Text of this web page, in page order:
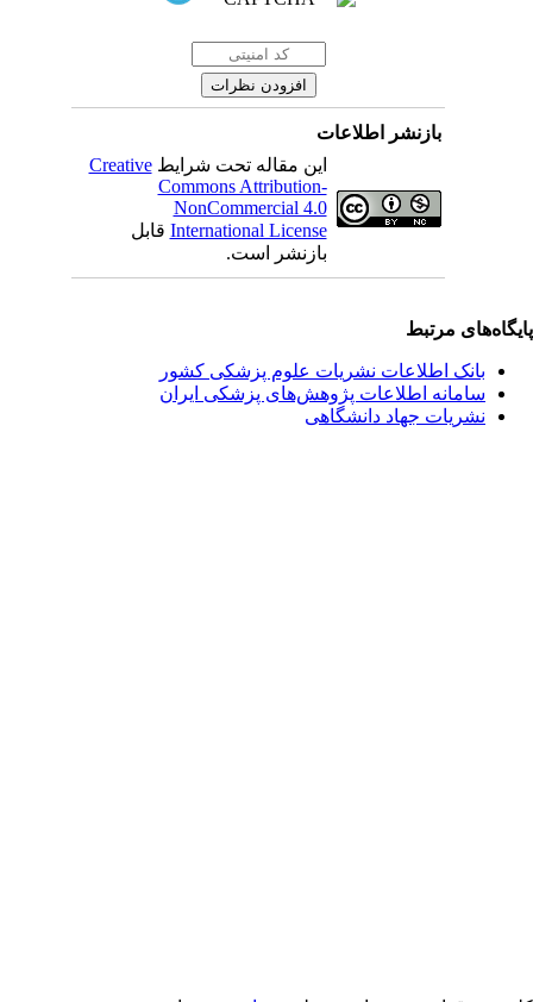
بازنشر اطلاعات
این مقاله تحت شرایطCreative
Commons Attribution-
NonCommercial 4.0
International Licenseقابل
بازنشر است.
مرتبط
بانک اطلاعات نشریات علوم پزشکی کشور
سامانه اطلاعات پژوهش‌های پزشکی ایران
نشریات جهاد دانشگاهی